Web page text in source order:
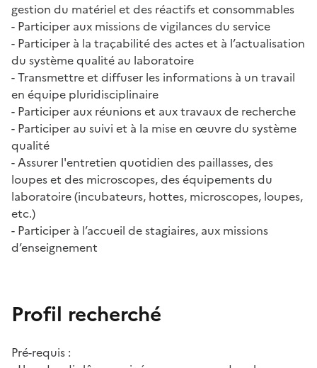
gestion du matériel et des réactifs et consommables
- Participer aux missions de vigilances du service
- Participer à la traçabilité des actes et à l’actualisation
du système qualité au laboratoire
- Transmettre et diffuser les informations à un travail
en équipe pluridisciplinaire
- Participer aux réunions et aux travaux de recherche
- Participer au suivi et à la mise en œuvre du système
qualité
- Assurer l'entretien quotidien des paillasses, des
loupes et des microscopes, des équipements du
laboratoire (incubateurs, hottes, microscopes, loupes,
etc.)
- Participer à l’accueil de stagiaires, aux missions
d’enseignement
Profil recherché
Pré-requis :